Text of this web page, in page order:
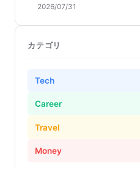
2026/07/31
カテゴリ
Tech
Career
Travel
Money